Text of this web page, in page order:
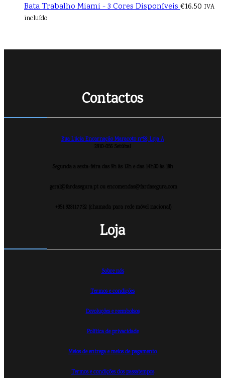
Bata Trabalho Miami - 3 Cores Disponíveis€16.50 IVA
incluído
Contactos
Rua Lúcia Encarnação Maracoto nº58, Loja A
2910-056 Setúbal
Segunda a sexta-feira das 9h às 13h e das 14h30 às 18h
geral@fardasegura.pt ou encomendas@fardasegura.com
+351 928117732 (chamada para rede móvel nacional)
Loja
Sobre nós
Termos e condições
Devoluções e reembolsos
Política de privacidade
Meios de entrega e meios de pagamento
Termos e condições dos passatempos